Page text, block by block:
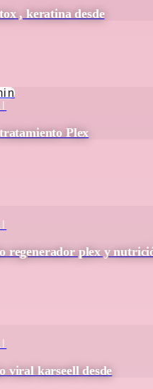
, keratina desde
Plex
regenerador plex y
viral karseell desde